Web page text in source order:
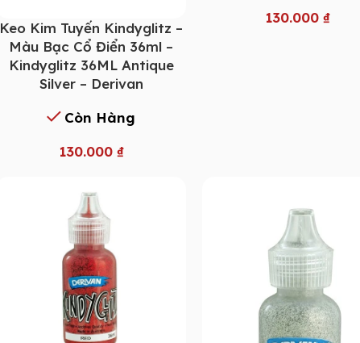
Keo Kim Tuyến Kindyglitz –
Màu Bạc Cổ Điển 36ml –
Kindyglitz 36ML Antique
Silver – Derivan
Còn Hàng
130.000 ₫
130.000₫